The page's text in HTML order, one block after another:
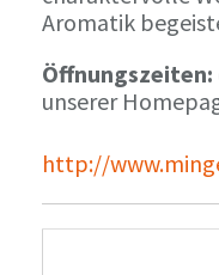
Aromatik
Öffnungszeiten:
unserer
http://